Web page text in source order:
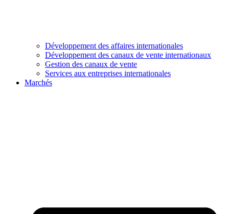
Développement des affaires internationales
Développement des canaux de vente internationaux
Gestion des canaux de vente
Services aux entreprises internationales
Marchés